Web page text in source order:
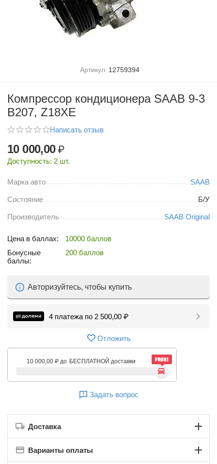
Артикул: 12759394
Компрессор кондиционера SAAB 9-3
B207, Z18XE
Написать отзыв
10 000,00₽
Доступность: 2 шт.
Марка авто SAAB
Состояние Б/У
Производитель SAAB Original
Цена в баллах:
10000 баллов
Бонусные
баллы:
200 баллов
Авторизуйтесь, чтобы купить
4 платежа по 2 500,00 ₽
Отложить
10 000,00 ₽ до БЕСПЛАТНОЙ доставки
Задать вопрос
Доставка
Варианты оплаты